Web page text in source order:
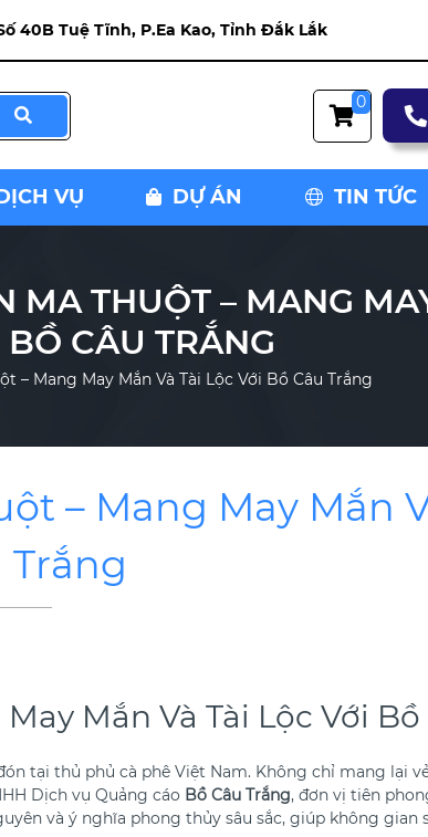
40B Tuệ Tĩnh, P.Ea Kao, Tỉnh Đắk Lắk
0
VỤ DỰ ÁN TIN TỨC
– Mang May Mắn Và Tài Lộc Với Bồ Câu Trắng
MA THUỘT – MANG
CÂU TRẮNG
– Mang May Mắn
Trắng
Mắn Và Tài Lộc Với Bồ
tại thủ phủ cà phê Việt Nam. Không chỉ mang lại
Dịch vụ Quảng cáo Bồ Câu Trắng, đơn vị tiên
và ý nghĩa phong thủy sâu sắc, giúp không gian